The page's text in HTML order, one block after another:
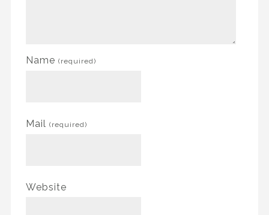
Name (required)
Mail (required)
Website